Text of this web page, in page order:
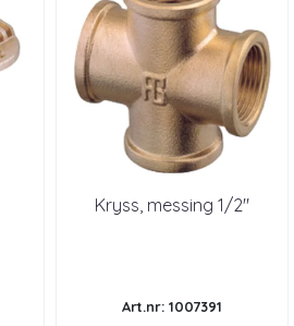
Kryss, messing 1/2"
Art.nr: 1007391